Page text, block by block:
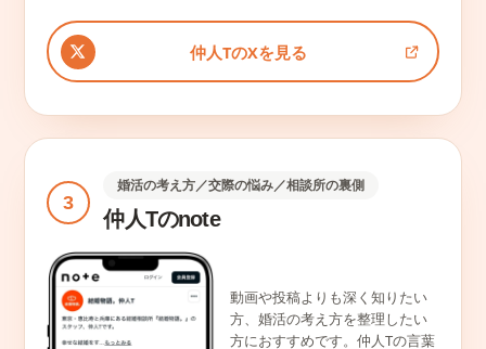
仲人TのXを見る
3
婚活の考え方／交際の悩み／相談所の裏側
仲人Tのnote
動画や投稿よりも深く知りたい
方、婚活の考え方を整理したい
方におすすめです。仲人Tの言葉